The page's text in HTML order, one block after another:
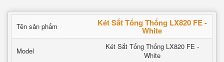
Tên sản phẩm Két Sắt Tổng Thống LX820 FE -
White
Model
Két Sắt Tổng Thống LX820 FE -
White